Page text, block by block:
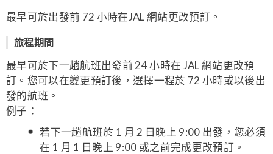
最早可於出發前 72 小時在JAL 網站更改預訂。
旅程期間
最早可於下一趟航班出發前 24 小時在 JAL 網站更改預
訂。您可以在變更預訂後，選擇一程於 72 小時或以後出
發的航班。
例子：
若下一趟航班於 1 月 2 日晚上 9:00 出發，您必須
在 1 月 1 日晚上 9:00 或之前完成更改預訂。